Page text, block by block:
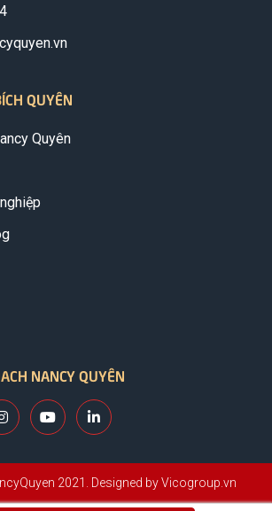
QUYÊN
Quyên
NANCY QUYÊN
2021. Designed by Vicogroup.vn